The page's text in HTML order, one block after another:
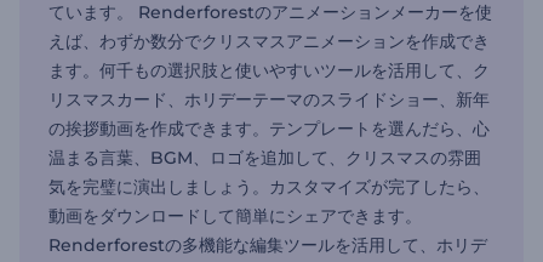
ています。 Renderforestのアニメーションメーカーを使
えば、わずか数分でクリスマスアニメーションを作成でき
ます。何千もの選択肢と使いやすいツールを活用して、ク
リスマスカード、ホリデーテーマのスライドショー、新年
の挨拶動画を作成できます。テンプレートを選んだら、心
温まる言葉、BGM、ロゴを追加して、クリスマスの雰囲
気を完璧に演出しましょう。カスタマイズが完了したら、
動画をダウンロードして簡単にシェアできます。
Renderforestの多機能な編集ツールを活用して、ホリデ